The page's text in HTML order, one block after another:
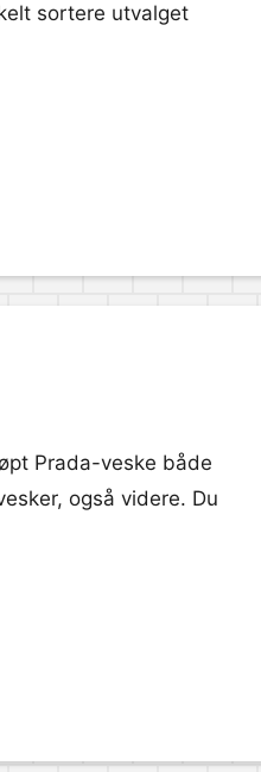
sortere utvalget
Prada-veske både
også videre. Du